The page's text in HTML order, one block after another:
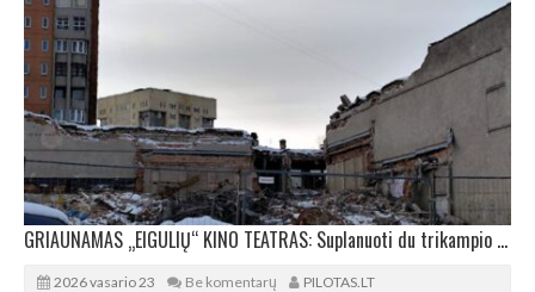
GRIAUNAMAS „EIGULIŲ“ KINO TEATRAS: Suplanuoti du trikampio plano daugiabučiai
2026 vasario 23 Be komentarų PILOTAS.LT